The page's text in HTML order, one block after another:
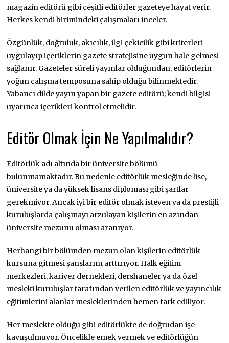
magazin editörü gibi çeşitli editörler gazeteye hayat verir.
Herkes kendi birimindeki çalışmaları inceler.
Özgünlük, doğruluk, akıcılık, ilgi çekicilik gibi kriterleri
uygulayıp içeriklerin gazete stratejisine uygun hale gelmesi
sağlanır. Gazeteler süreli yayınlar olduğundan, editörlerin
yoğun çalışma temposuna sahip olduğu bilinmektedir.
Yabancı dilde yayın yapan bir gazete editörü; kendi bilgisi
uyarınca içerikleri kontrol etmelidir.
Editör Olmak İçin Ne Yapılmalıdır?
Editörlük adı altında bir üniversite bölümü
bulunmamaktadır. Bu nedenle editörlük mesleğinde lise,
üniversite ya da yüksek lisans diploması gibi şartlar
gerekmiyor. Ancak iyi bir editör olmak isteyen ya da prestijli
kuruluşlarda çalışmayı arzulayan kişilerin en azından
üniversite mezunu olması aranıyor.
Herhangi bir bölümden mezun olan kişilerin editörlük
kursuna gitmesi şanslarını arttırıyor. Halk eğitim
merkezleri, kariyer dernekleri, dershaneler ya da özel
mesleki kuruluşlar tarafından verilen editörlük ve yayıncılık
eğitimlerini alanlar mesleklerinden hemen fark ediliyor.
Her meslekte olduğu gibi editörlükte de doğrudan işe
kavuşulmuyor. Öncelikle emek vermek ve editörlüğün